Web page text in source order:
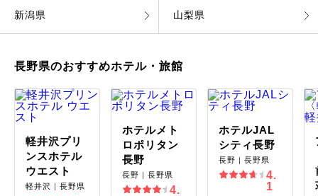
新潟県 山梨県
長野県のおすすめホテル・旅館
軽井沢プリ
ンスホテル
ウエスト
軽井沢｜長野県
ホテルメト
ロポリタン
長野
長野｜長野県
4.
ホテルJAL
シティ長野
長野｜長野県
4.
1